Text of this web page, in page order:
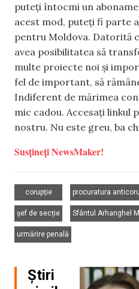
puteți întocmi un
acest mod, puteți fi parte
pentru Moldova. Datorită
avea posibilitatea să
multe proiecte noi și
fel de important, să
Indiferent de mărimea
mic cadou. Accesați linkul
nostru. Nu este greu, ba
Susțineți NewsMaker!
corupție
procuratura
șef de secție
Sfântul Arhanghel
urmărire penală
Știri